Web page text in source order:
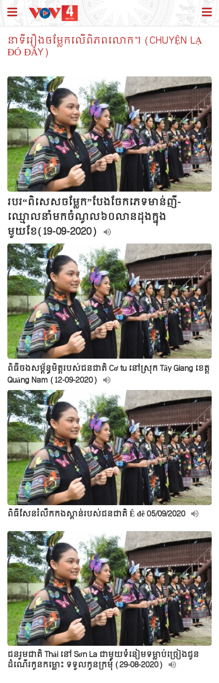
នាទីរឿងចម្លែកលើពិភពលោក។ (CHUYỆN LẠ
ĐÓ ĐÂY)
របរ“ពិសេសចម្លែក”បែងចែកភេទមាន់ញី-
ឈ្មោលនាំមកចំណូល៦០លានដុងក្នុង
មួយខែ(19-09-2020)
ពិធីចងសម្ព័ន្ធមិត្តរបស់ជនជាតិ Cơ tu នៅស្រុក Tây Giang ខេត្ត
Quảng Nam (12-09-2020)
ពិធីសែនរំលឹកកងស្ពាន់របស់ជនជាតិ Ê đê 05/09/2020
ជនរួមជាតិ Thái នៅ Sơn La ជាមួយទំនៀមទម្លាប់ច្រៀងជូន
ដំណើរកូនកម្លោះ ទទួលកូនក្រមុំ (29-08-2020)